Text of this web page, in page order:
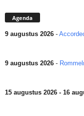
Agenda
9 augustus 2026 -
9 augustus 2026 -
15 augustus 2026 - 16